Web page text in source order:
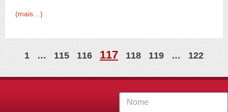
(mais…)
1 … 115 116 117 118 119 … 122